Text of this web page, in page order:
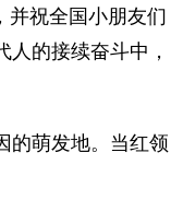
并祝全国小朋友们
的接续奋斗中，
萌发地。当红领